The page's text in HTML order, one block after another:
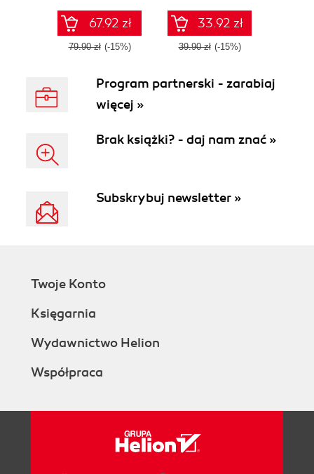
67.92 zł
79.90 zł (-15%)
33.92 zł
39.90 zł (-15%)
Program partnerski - zarabiaj
więcej »
Brak książki? - daj nam znać »
Subskrybuj newsletter »
Twoje Konto
Księgarnia
Wydawnictwo Helion
Współpraca